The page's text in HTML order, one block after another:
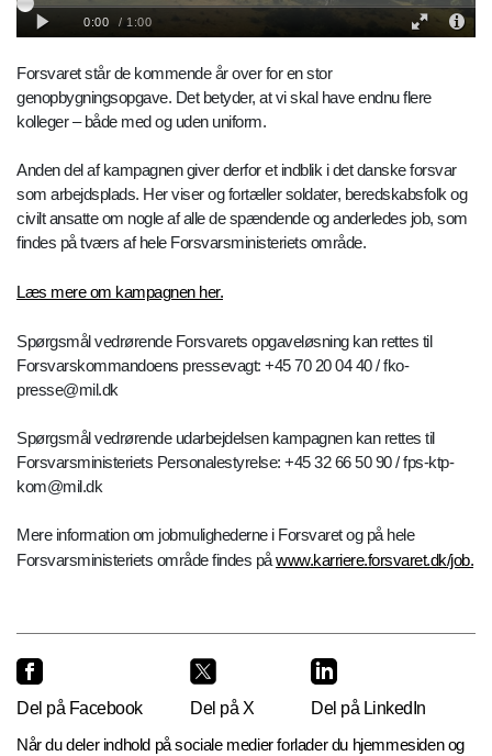
Forsvaret står de kommende år over for en stor
genopbygningsopgave. Det betyder, at vi skal have endnu flere
kolleger – både med og uden uniform.
Anden del af kampagnen giver derfor et indblik i det danske forsvar
som arbejdsplads. Her viser og fortæller soldater, beredskabsfolk og
civilt ansatte om nogle af alle de spændende og anderledes job, som
findes på tværs af hele Forsvarsministeriets område.
Læs mere om kampagnen her.
Spørgsmål vedrørende Forsvarets opgaveløsning kan rettes til
Forsvarskommandoens pressevagt: +45 70 20 04 40 / fko-
presse@mil.dk
Spørgsmål vedrørende udarbejdelsen kampagnen kan rettes til
Forsvarsministeriets Personalestyrelse: +45 32 66 50 90 / fps-ktp-
kom@mil.dk
Mere information om jobmulighederne i Forsvaret og på hele
Forsvarsministeriets område findes påwww.karriere.forsvaret.dk/job.
Del på Facebook Del på X
Del på LinkedIn
Når du deler indhold på sociale medier forlader du hjemmesiden og